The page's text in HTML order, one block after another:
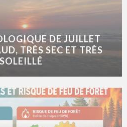
DE JUILLET
TRÈS SEC ET TRÈS